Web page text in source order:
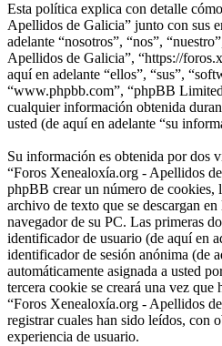
Esta política explica con detalle
Apellidos de Galicia” junto con sus
adelante “nosotros”, “nos”,
Apellidos de Galicia”, “https://
aquí en adelante “ellos”, “sus”,
“www.phpbb.com”, “phpBB
cualquier información obtenida
usted (de aquí en adelante “su
Su información es obtenida por dos
“Foros Xenealoxía.org - Apellidos
phpBB crear un número de cookies,
archivo de texto que se descargan
navegador de su PC. Las primeras
identificador de usuario (de aquí en
identificador de sesión anónima (de
automáticamente asignada a usted
tercera cookie se creará una vez que
“Foros Xenealoxía.org - Apellidos
registrar cuales han sido leídos, con
experiencia de usuario.